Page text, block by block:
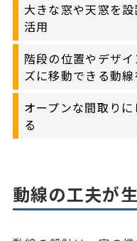
大きな窓や天窓を
活用
階段の位置やデザ
ズに移動できる動
オープンな間取り
る
動線の工夫が